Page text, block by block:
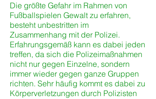
Die größte Gefahr im Rahmen von
Fußballspielen Gewalt zu erfahren,
besteht unbestritten im
Zusammenhang mit der Polizei.
Erfahrungsgemäß kann es dabei jeden
treffen, da sich die Polizeimaßnahmen
nicht nur gegen Einzelne, sondern
immer wieder gegen ganze Gruppen
richten. Sehr häufig kommt es dabei zu
Körperverletzungen durch Polizisten